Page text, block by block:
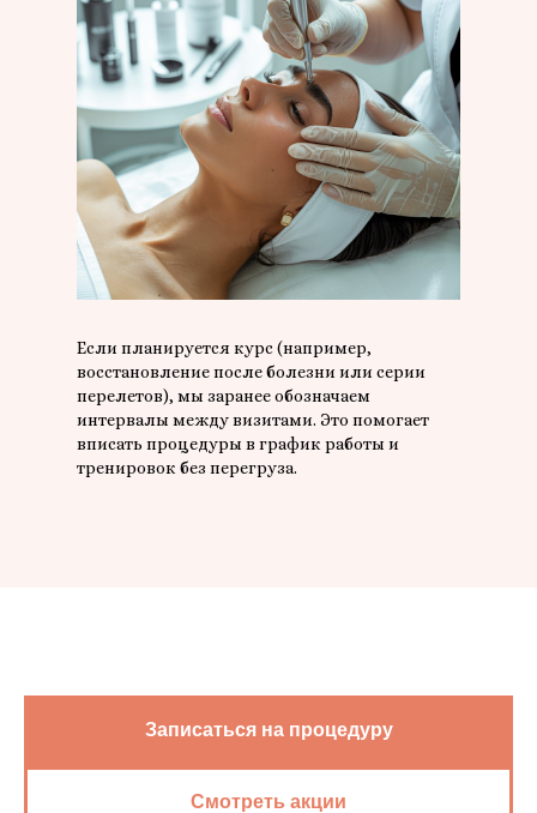
Если планируется курс (например,
восстановление после болезни или серии
перелетов), мы заранее обозначаем
интервалы между визитами. Это помогает
вписать процедуры в график работы и
тренировок без перегруза.
Записаться на процедуру
Смотреть акции